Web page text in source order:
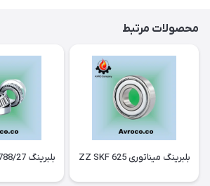
محصولات مرتبط
بلبرینگ میناتوری 625 ZZ SKF بلبرینگ 2788/27 SKF